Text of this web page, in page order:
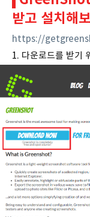
받고 설치해
https://
1. 다운로드를 받기